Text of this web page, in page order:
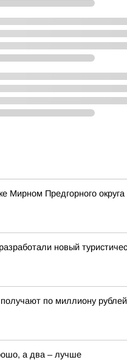
Мирном Предгорного
новый
по миллиону рублей
а два – лучше